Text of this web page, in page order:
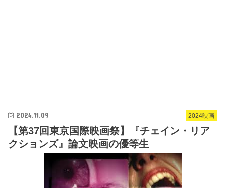
2024映画
2024.11.09
【第37回東京国際映画祭】『チェイン・リア
クションズ』論文映画の優等生